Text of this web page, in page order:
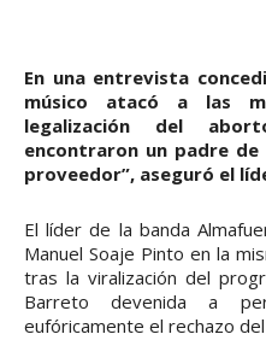
En una entrevista
músico atacó a las
legalización del
encontraron un padre
proveedor”, aseguró el
El líder de la banda
Manuel Soaje Pinto en la
tras la viralización del
Barreto devenida a
eufóricamente el rechazo del